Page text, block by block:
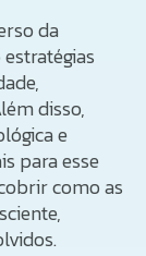
da
disso,
e
para esse
como as